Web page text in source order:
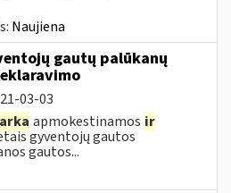
Naujiena
gautų palūkanų
03-03
apmokestinamos ir
gyventojų gautos
gautos...